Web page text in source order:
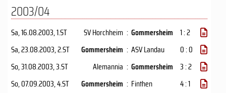
2003/04
Sa, 16.08.2003, 1.ST SV Horchheim : Gommersheim 1 : 2
Sa, 23.08.2003, 2.ST Gommersheim : ASV Landau
0 : 0
So, 31.08.2003, 3.ST Alemannia : Gommersheim 3 : 2
So, 07.09.2003, 4.ST Gommersheim : Finthen
4 : 1